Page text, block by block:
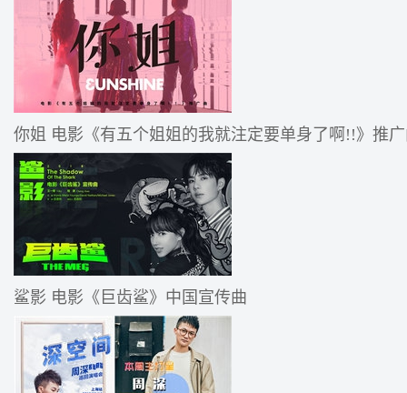
你姐 电影《有五个姐姐的我就注定要单身了啊!!》推
鲨影 电影《巨齿鲨》中国宣传曲